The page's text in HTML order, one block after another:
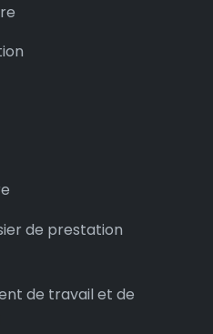
de prestation
de travail et de